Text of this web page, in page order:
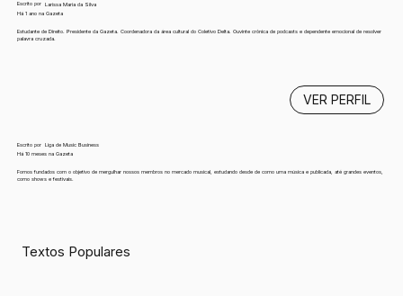
Escrito por
Larissa Maria da Silva
Há 1 ano na Gazeta
Estudante de Direito. Presidente da Gazeta. Coordenadora da área cultural do Coletivo Delta. Ouvinte crônica de podcasts e dependente emocional de resolver
palavra cruzada.
Escrito por
Liga de Music Business
Há 10 meses na Gazeta
Fomos fundados com o objetivo de mergulhar nossos membros no mercado musical, estudando desde de como uma música e publicada, até grandes eventos,
como shows e festivais.
VER PERFIL
Textos Populares